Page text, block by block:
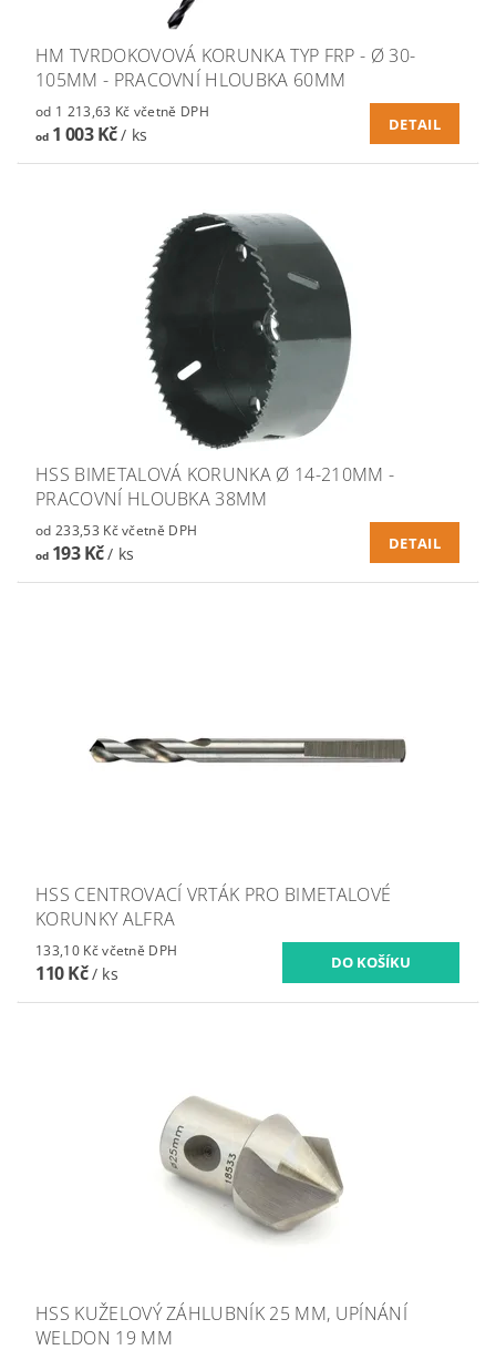
HM TVRDOKOVOVÁ KORUNKA TYP FRP - Ø 30-
105MM - PRACOVNÍ HLOUBKA 60MM
od 1 213,63 Kč včetně DPH
od1 003 Kč/ ks
DETAIL
HSS BIMETALOVÁ KORUNKA Ø 14-210MM -
PRACOVNÍ HLOUBKA 38MM
od 233,53 Kč včetně DPH
od193 Kč/ ks
DETAIL
HSS CENTROVACÍ VRTÁK PRO BIMETALOVÉ
KORUNKY ALFRA
133,10 Kč včetně DPH
110 Kč/ ks
HSS KUŽELOVÝ ZÁHLUBNÍK 25 MM, UPÍNÁNÍ
WELDON 19 MM